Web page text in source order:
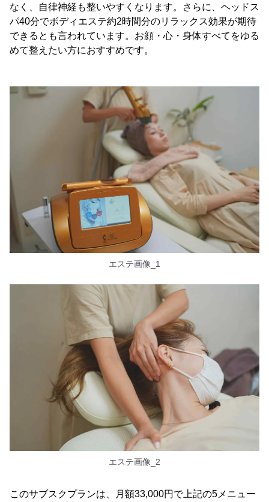
なく、自律神経も整いやすくなります。さらに、ヘッドス
パ40分でボディエステ約2時間分のリラックス効果が期待
できるとも言われています。お顔・心・身体すべてをゆる
めて整えたい方におすすめです。
エステ画像_1
エステ画像_2
このサブスクプランは、月額33,000円で上記の5メニュー